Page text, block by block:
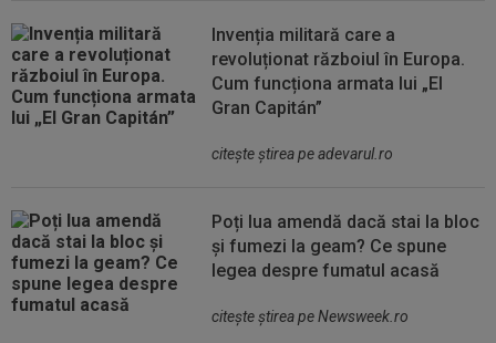
Invenția militară care a
revoluționat războiul în Europa.
Cum funcționa armata lui „El
Gran Capitán”
citeşte ştirea pe adevarul.ro
Poți lua amendă dacă stai la bloc
și fumezi la geam? Ce spune
legea despre fumatul acasă
citeşte ştirea pe Newsweek.ro